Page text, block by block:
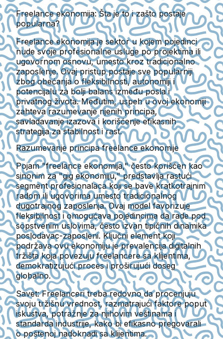
Freelance ekonomija: Šta je to i zašto postaje
popularna?
Freelance ekonomija je sektor u kojem pojedinci
nude svoje profesionalne usluge po projektima ili
ugovornom osnovu, umesto kroz tradicionalno
zaposlenje. Ovaj pristup postaje sve popularniji
zbog obećanja o fleksibilnosti, autonomiji i
potencijalu za bolji balans između posla i
privatnog života. Međutim, uspeh u ovoj ekonomiji
zahteva razumevanje njenih principa,
savladavanje izazova i korišćenje efikasnih
strategija za stabilnost i rast.
Razumevanje principa freelance ekonomije
Pojam "freelance ekonomija," često korišćen kao
sinonim za "gig ekonomiju," predstavlja rastući
segment profesionalaca koji se bave kratkotrajnim
radom ili ugovorima umesto tradicionalnog
dugotrajnog zaposlenja. Ovaj model favorizuje
fleksibilnost i omogućava pojedincima da rade pod
sopstvenim uslovima, često izvan tipičnih dinamika
poslodavac-zaposleni. Ključni element koji
podržava ovu ekonomiju je prevalencija digitalnih
tržišta koja povezuju freelancere sa klijentima,
demokratizujući proces i proširujući doseg
globalno.
Savet:Freelanceri treba redovno da procenjuju
svoju tržišnu vrednost, razmatrajući faktore poput
iskustva, potražnje za njihovim veštinama i
standarda industrije, kako bi efikasno pregovarali
o poštenoj nadoknadi sa klijentima.